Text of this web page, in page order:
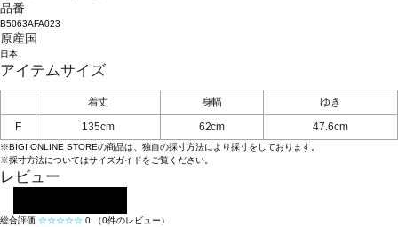
品番
B5063AFA023
原産国
日本
アイテムサイズ
着丈 身幅
ゆき
F
135cm 62cm 47.6cm
※BIGI ONLINE STOREの商品は、独自の採寸方法により採寸をしております。
※採寸方法についてはサイズガイドをご覧ください。
レビュー
総合評価 ☆☆☆☆☆ 0 （0件のレビュー）